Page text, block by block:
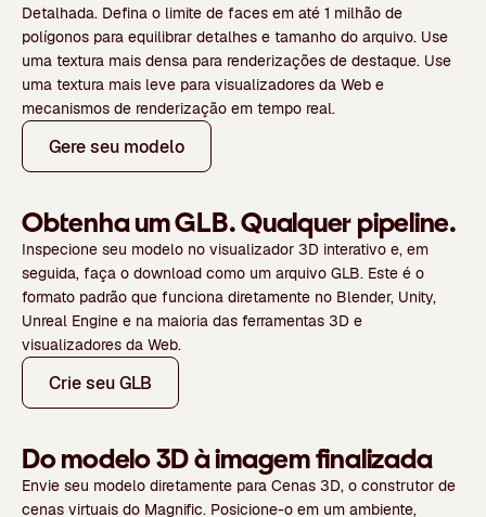
Detalhada. Defina o limite de faces em até 1 milhão de
polígonos para equilibrar detalhes e tamanho do arquivo. Use
uma textura mais densa para renderizações de destaque. Use
uma textura mais leve para visualizadores da Web e
mecanismos de renderização em tempo real.
Gere seu modelo
Obtenha um GLB. Qualquer pipeline.
Inspecione seu modelo no visualizador 3D interativo e, em
seguida, faça o download como um arquivo GLB. Este é o
formato padrão que funciona diretamente no Blender, Unity,
Unreal Engine e na maioria das ferramentas 3D e
visualizadores da Web.
Crie seu GLB
Do modelo 3D à imagem finalizada
Envie seu modelo diretamente para Cenas 3D, o construtor de
cenas virtuais do Magnific. Posicione-o em um ambiente,